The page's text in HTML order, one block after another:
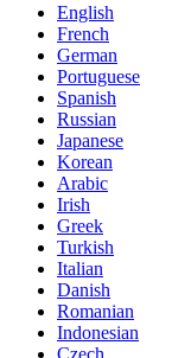
English
French
German
Portuguese
Spanish
Russian
Japanese
Korean
Arabic
Irish
Greek
Turkish
Italian
Danish
Romanian
Indonesian
Czech